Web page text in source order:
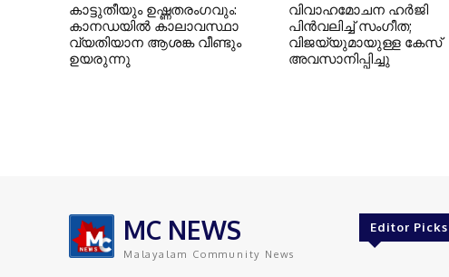
കാട്ടുതീയും ഉഷ്ണതരംഗവും:
കാനഡയിൽ കാലാവസ്ഥാ
വ്യതിയാന ആശങ്ക വീണ്ടും
ഉയരുന്നു
വിവാഹമോചന ഹർജി
പിൻവലിച്ച് സംഗീത;
വിജയ്‌യുമായുള്ള കേസ്
അവസാനിപ്പിച്ചു
MC NEWS
Malayalam Community News
Editor Picks